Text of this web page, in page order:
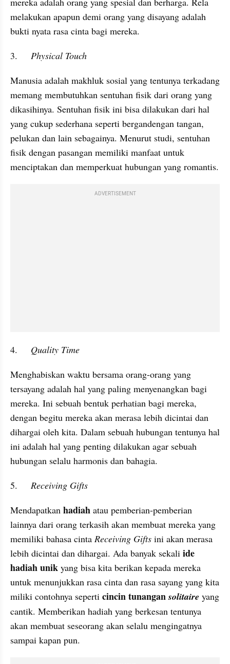
melakukan apapun demi orang yang disayang adalah
bukti nyata rasa cinta bagi mereka.
Physical Touch
Manusia adalah makhluk sosial yang tentunya terkadang
memang membutuhkan sentuhan fisik dari orang yang
dikasihinya. Sentuhan fisik ini bisa dilakukan dari hal
yang cukup sederhana seperti bergandengan tangan,
pelukan dan lain sebagainya. Menurut studi, sentuhan
fisik dengan pasangan memiliki manfaat untuk
menciptakan dan memperkuat hubungan yang romantis.
ADVERTISEMENT
Quality Time
Menghabiskan waktu bersama orang-orang yang
tersayang adalah hal yang paling menyenangkan bagi
mereka. Ini sebuah bentuk perhatian bagi mereka,
dengan begitu mereka akan merasa lebih dicintai dan
dihargai oleh kita. Dalam sebuah hubungan tentunya hal
ini adalah hal yang penting dilakukan agar sebuah
hubungan selalu harmonis dan bahagia.
Receiving Gifts
Mendapatkan hadiah atau pemberian-pemberian
lainnya dari orang terkasih akan membuat mereka yang
memiliki bahasa cinta Receiving Gifts ini akan merasa
lebih dicintai dan dihargai. Ada banyak sekali ide
hadiah unik yang bisa kita berikan kepada mereka
untuk menunjukkan rasa cinta dan rasa sayang yang kita
miliki contohnya seperti cincin tunangan solitaire yang
cantik. Memberikan hadiah yang berkesan tentunya
akan membuat seseorang akan selalu mengingatnya
sampai kapan pun.